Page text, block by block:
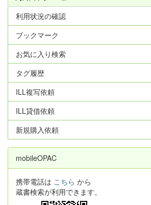
利用状況の確認
ブックマーク
お気に入り検索
タグ履歴
ILL複写依頼
ILL貸借依頼
新規購入依頼
mobileOPAC
携帯電話は こちら から
蔵書検索が利用できます。